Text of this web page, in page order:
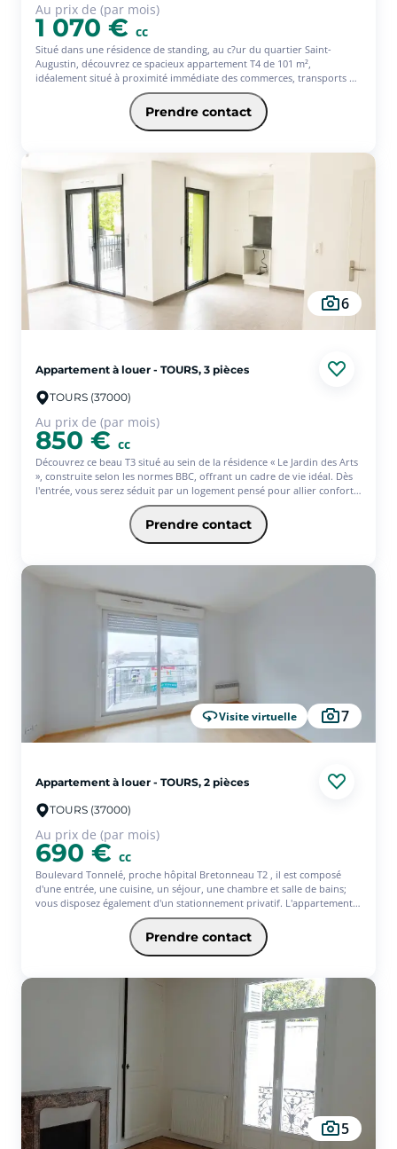
Au prix de (par mois)
1 070 € cc
Situé dans une résidence de standing, au c?ur du quartier Saint-
Augustin, découvrez ce spacieux appartement T4 de 101 m²,
idéalement situé à proximité immédiate des commerces, transports et
commodités. Dès l'entrée, vous serez séduit par une belle pièce de vie
lumineuse, ouverte sur une cuisine aménagée et équipée, offrant un
espace convivial et fonctionnel. L'espace nuit se compose d'une
première chambre avec placard, ainsi que d'une salle d'eau avec WC.
généreux, offrant de nombreuses possibilités d'aménagement :
chambres, bureau, espace télétravail ou encore espace détente selon
vos besoins. Avec l'offre Equilibre de l'assurance habitation Pacifica,
votre loyer à partir de 1092.20? (offre ponctuelle 3 mois d'assurance
offerts)* * Service facultatif - Conditions en vigueur au 01/08/26.
Prendre contact
6
Appartement à louer - TOURS, 3 pièces
TOURS (37000)
Au prix de (par mois)
850 € cc
Découvrez ce beau T3 situé au sein de la résidence « Le Jardin des Arts
», construite selon les normes BBC, offrant un cadre de vie idéal. Dès
l'entrée, vous serez séduit par un logement pensé pour allier confort,
fonctionnalité et qualité de vie. L'appartement dispose d'une agréable
pièce de vie avec une cuisine ouverte aménagée et équipée,
permettant de profiter pleinement d'un espace convivial et lumineux,
idéal pour recevoir famille et amis. La pièce principale s'ouvre
agréable espace extérieur. Côté nuit, l'appartement propose deux
belles chambres, dont une disposant de son propre dressing, offrant
un espace de rangement appréciable au quotidien. Une salle d'eau
ainsi qu'un WC viennent compléter l'ensemble. Vous bénéficierez
également d'une place de parking privative, un véritable atout pour
votre confort au quotidien. Avec l'offre Equilibre de l'assurance
habitation Pacifica, votre loyer à partir de 872.20? (offre ponctuelle 3
mois d'assurance offerts)* * Service facultatif - Conditions en vigueur
Prendre contact
Visite virtuelle 7
Appartement à louer - TOURS, 2 pièces
TOURS (37000)
Au prix de (par mois)
690 € cc
Boulevard Tonnelé, proche hôpital Bretonneau T2 , il est composé
d'une entrée, une cuisine, un séjour, une chambre et salle de bains;
vous disposez également d'un stationnement privatif. L'appartement
se compose d'une entrée, d'une cuisine, d'un séjour agréable, d'une
chambre et d'une salle de bains. Vous disposez également d'un
stationnement privatif, un véritable atout dans le secteur. Un
logement pratique et fonctionnel, idéal pour profiter d¿un
votre loyer sera de 696? (offre ponctuelle de 3 mois d'assurance
réservée aux 18-31ans, sous réserve d'étude et d'acceptation définitive
de votre dossier par votre Caisse régionale
Prendre contact
5